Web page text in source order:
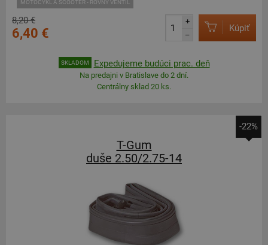
MOTOCYKL A SCOOTER - ROVNÝ VENTIL
8,20 €
6,40 €
+
–
Kúpiť
SKLADOM Expedujeme budúci prac. deň
Na predajni v Bratislave do 2 dní.
Centrálny sklad 20 ks.
-22%
T-Gum
duše 2.50/2.75-14